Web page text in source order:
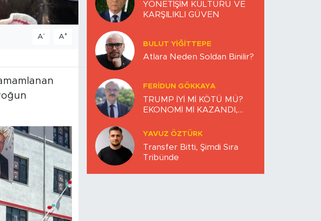
A- A+
YÖNETİŞİM KÜLTÜRÜ VE
KARŞILIKLI GÜVEN
BULUT YİĞİTTEPE
Atlara Neden Soldan Binilir?
FERIDUN GÖKKAYA
TRUMP İYİ Mİ KÖTÜ MÜ?
EKONOMİ Mİ KAZANDI,
YAVUZ ÖZTÜRK
Transfer Bitti, Şimdi Sıra
Tribünde